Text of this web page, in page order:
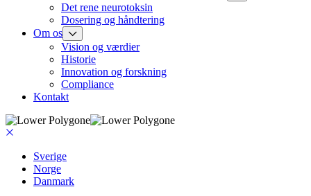
Det rene neurotoksin
Dosering og håndtering
Om os
Vision og værdier
Historie
Innovation og forskning
Compliance
Kontakt
Sverige
Norge
Danmark